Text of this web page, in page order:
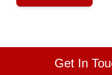
Get In